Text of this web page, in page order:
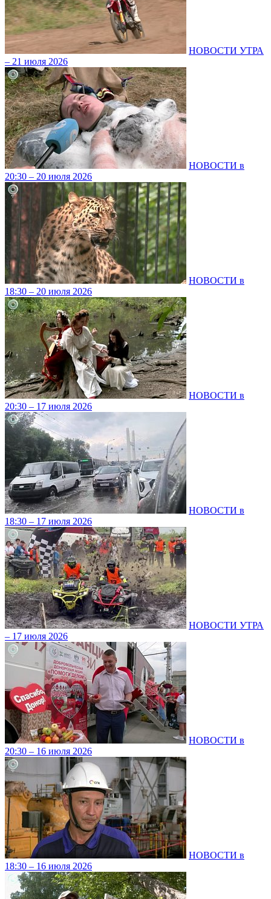
НОВОСТИ УТРА
– 21 июля 2026
НОВОСТИ в
20:30 – 20 июля 2026
НОВОСТИ в
18:30 – 20 июля 2026
НОВОСТИ в
20:30 – 17 июля 2026
НОВОСТИ в
18:30 – 17 июля 2026
НОВОСТИ УТРА
– 17 июля 2026
НОВОСТИ в
20:30 – 16 июля 2026
НОВОСТИ в
18:30 – 16 июля 2026